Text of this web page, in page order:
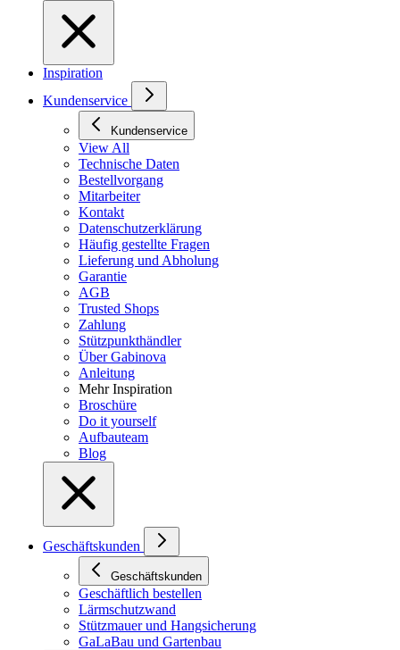
Inspiration
Kundenservice
Kundenservice
View All
Technische Daten
Bestellvorgang
Mitarbeiter
Kontakt
Datenschutzerklärung
Häufig gestellte Fragen
Lieferung und Abholung
Garantie
AGB
Trusted Shops
Zahlung
Stützpunkthändler
Über Gabinova
Anleitung
Mehr Inspiration
Broschüre
Do it yourself
Aufbauteam
Blog
Geschäftskunden
Geschäftskunden
Geschäftlich bestellen
Lärmschutzwand
Stützmauer und Hangsicherung
GaLaBau und Gartenbau